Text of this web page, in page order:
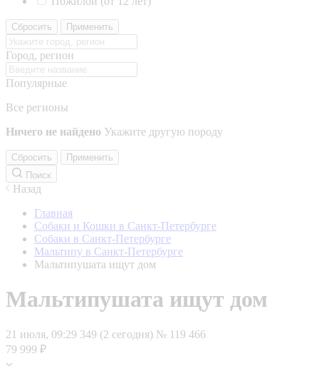
Сбросить Применить
Город, регион
Популярные
Все регионы
Ничего не найдено Укажите другую породу
Сбросить
Применить
Поиск
Назад
Главная
Собаки и Кошки в Санкт-Петербурге
Собаки в Санкт-Петербурге
Мальтипу в Санкт-Петербурге
Мальтипушата ищут дом
Мальтипушата ищут дом
21 июля, 09:29 349 (2 сегодня) № 119 466
79 999 ₽